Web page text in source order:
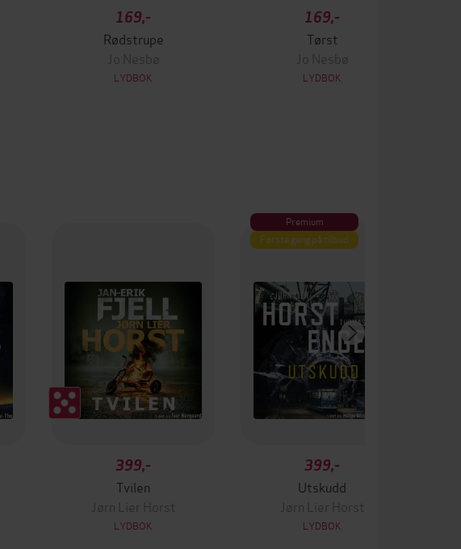
169,-
Rødstrupe
Jo Nesbø
LYDBOK
169,-
Tørst
Jo Nesbø
LYDBOK
399,-
Tvilen
Jørn Lier Horst
LYDBOK
Premium
Første gang på tilbud
399,-
Utskudd
Jørn Lier Horst
LYDBOK